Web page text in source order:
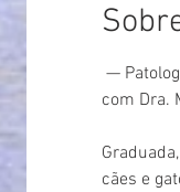
—
com Dra.
cães e